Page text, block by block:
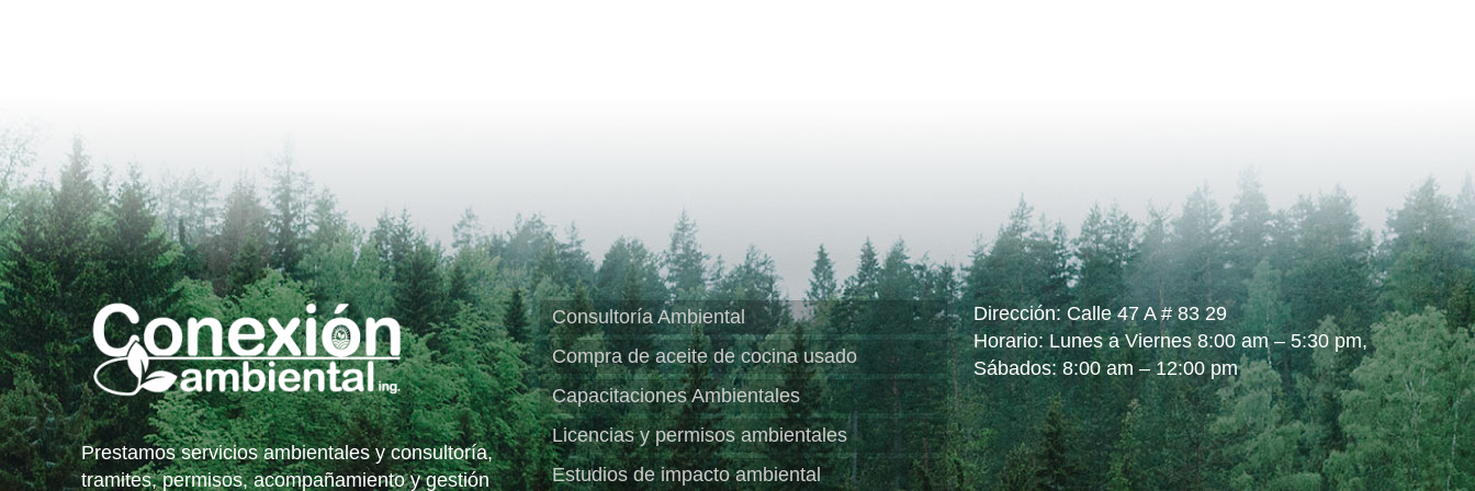
Prestamos servicios ambientales y consultoría,
tramites, permisos, acompañamiento y gestión
Consultoría Ambiental
Compra de aceite de cocina usado
Capacitaciones Ambientales
Licencias y permisos ambientales
Estudios de impacto ambiental
Dirección: Calle 47 A # 83 29
Horario: Lunes a Viernes 8:00 am – 5:30 pm,
Sábados: 8:00 am – 12:00 pm